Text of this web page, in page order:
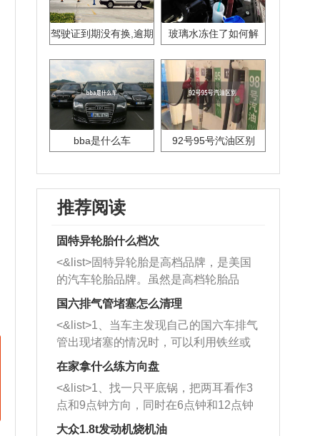
驾驶证到期没有换,逾期
玻璃水冻住了如何解
bba是什么车 92号95号汽油区别
推荐阅读
固特异轮胎什么档次
<&list>固特异轮胎是高档品牌，是美国
的汽车轮胎品牌。虽然是高档轮胎品
牌，但是中高低端的轮胎都有生产，这
也是为了更好的开拓市场。
国六排气管堵塞怎么清理
<&list>1、当车主发现自己的国六车排气
管出现堵塞的情况时，可以利用铁丝或
者是细棍，直接将杂物给取出来，如果
堵塞情况比较严重，也可以采取应急措
施。 <&list>2、直接利用木棍将所有的
杂物推到排气管里面的位置处，然后将
三元催化器拆解开，就可以将堵塞的东
在家拿什么练方向盘
<&list>1、找一只平底锅，把两耳看作3
点和9点钟方向，同时在6点钟和12点钟
方向做一个标记。 <&list>2、双手握住
大众1.8t发动机烧机油